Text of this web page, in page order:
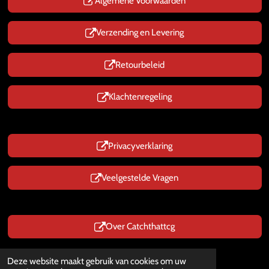
Deze website maakt gebruik van cookies om uw
Verzending en Levering
Retourbeleid
Klachtenregeling
Privacyverklaring
Veelgestelde Vragen
Over Catchthattcg
© 2025 - 2026 CatchThatTcg.nl